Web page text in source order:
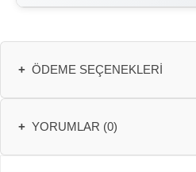
+ ÖDEME SEÇENEKLERI
+ YORUMLAR (0)